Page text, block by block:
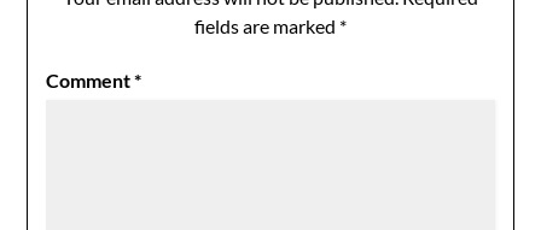
fields are marked *
Comment*